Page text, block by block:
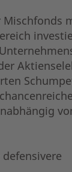
Mischfonds